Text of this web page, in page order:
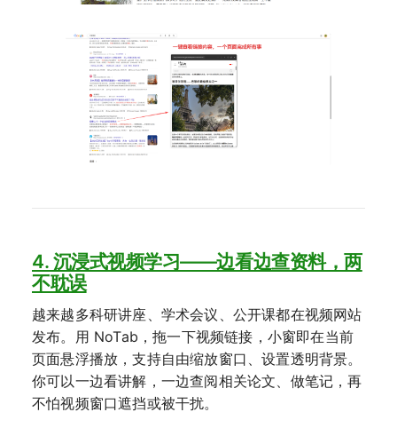
4. 沉浸式视频学习——边看边查资料，两
不耽误
越来越多科研讲座、学术会议、公开课都在视频网站
发布。用 NoTab，拖一下视频链接，小窗即在当前
页面悬浮播放，支持自由缩放窗口、设置透明背景。
你可以一边看讲解，一边查阅相关论文、做笔记，再
不怕视频窗口遮挡或被干扰。